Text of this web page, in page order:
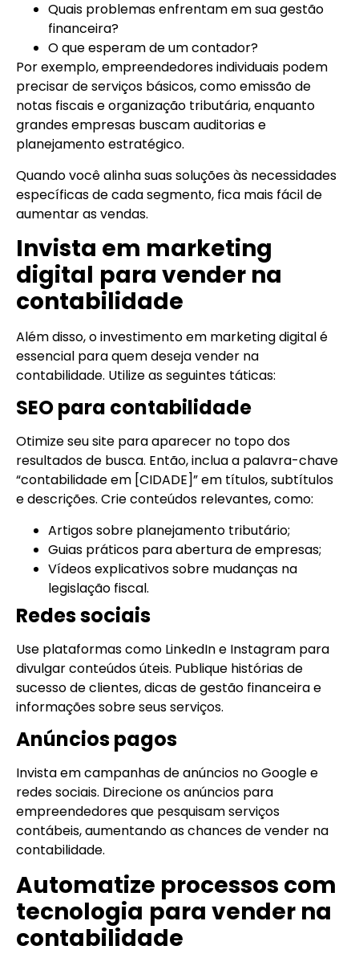
Quais problemas enfrentam em sua gestão
financeira?
O que esperam de um contador?
Por exemplo, empreendedores individuais podem
precisar de serviços básicos, como emissão de
notas fiscais e organização tributária, enquanto
grandes empresas buscam auditorias e
planejamento estratégico.
Quando você alinha suas soluções às necessidades
específicas de cada segmento, fica mais fácil de
aumentar as vendas.
Invista em marketing
digital para vender na
contabilidade
Além disso, o investimento em marketing digital é
essencial para quem deseja vender na
contabilidade. Utilize as seguintes táticas:
SEO para contabilidade
Otimize seu site para aparecer no topo dos
resultados de busca. Então, inclua a palavra-chave
“contabilidade em [CIDADE]” em títulos, subtítulos
e descrições. Crie conteúdos relevantes, como:
Artigos sobre planejamento tributário;
Guias práticos para abertura de empresas;
Vídeos explicativos sobre mudanças na
legislação fiscal.
Redes sociais
Use plataformas como LinkedIn e Instagram para
divulgar conteúdos úteis. Publique histórias de
sucesso de clientes, dicas de gestão financeira e
informações sobre seus serviços.
Anúncios pagos
Invista em campanhas de anúncios no Google e
redes sociais. Direcione os anúncios para
empreendedores que pesquisam serviços
contábeis, aumentando as chances de vender na
contabilidade.
Automatize processos com
tecnologia para vender na
contabilidade